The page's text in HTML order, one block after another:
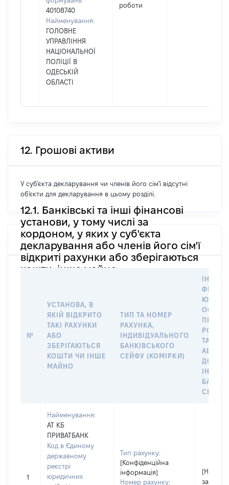
40108740
Найменування:
ГОЛОВНЕ
УПРАВЛІННЯ
НАЦІОНАЛЬНОЇ
ПОЛІЦІЇ В
ОДЕСЬКІЙ
ОБЛАСТІ
роботи
12. Грошові активи
У суб'єкта декларування чи членів його сім'ї відсутні
об'єкти для декларування в цьому розділі.
12.1. Банківські та інші фінансові
установи, у тому числі за
кордоном, у яких у суб'єкта
декларування або членів його сім'ї
відкриті рахунки або зберігаються
кошти, інше майно
№
УСТАНОВА, В
ЯКІЙ ВІДКРИТО
ТАКІ РАХУНКИ
АБО
ЗБЕРІГАЮТЬСЯ
КОШТИ ЧИ ІНШЕ
МАЙНО
ТИП ТА НОМЕР
РАХУНКА,
ІНДИВІДУАЛЬНОГО
БАНКІВСЬКОГО
СЕЙФУ (КОМІРКИ)
ПРАВО
ТАКИМ
АБО
ДО
СЕЙФУ
1
Найменування:
АТ КБ
ПРИВАТБАНК
Код в Єдиному
державному
реєстрі
юридичних
Тип рахунку:
[Конфіденційна
інформація]
Номер рахунку:
[Не